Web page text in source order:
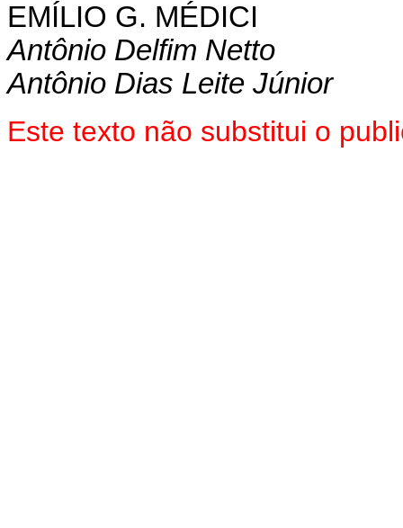
EMÍLIO G. MÉDICI
Antônio Delfim Netto
Antônio Dias Leite Júnior
Este texto não substitui o